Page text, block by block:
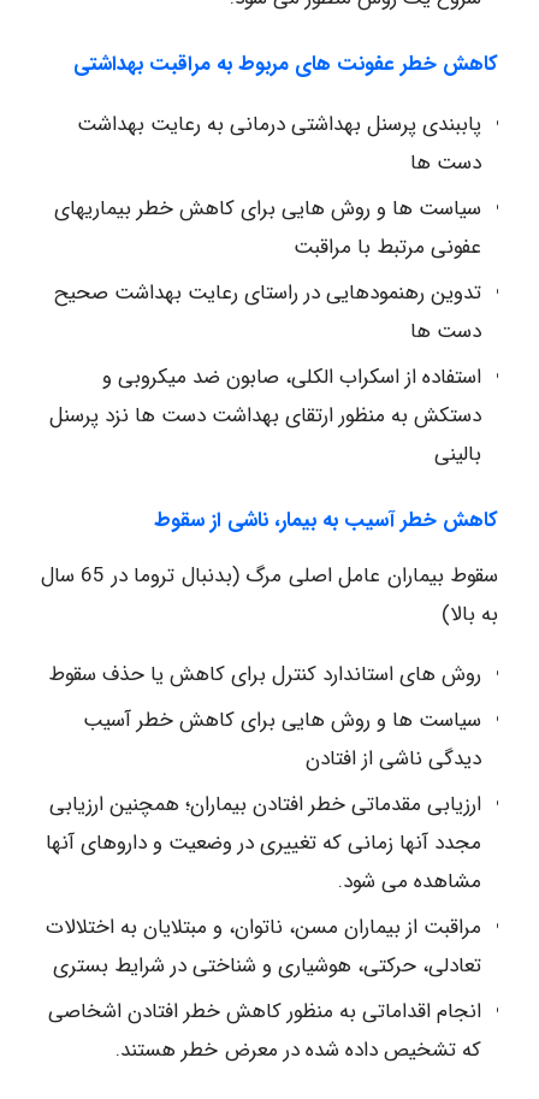
کاهش خطر عفونت های مربوط به مراقبت بهداشتی
پاببندی پرسنل بهداشتی درمانی به رعایت بهداشت
دست ها
سیاست ها و روش هایی برای کاهش خطر بیماریهای
عفونی مرتبط با مراقبت
تدوین رهنمودهایی در راستای رعایت بهداشت صحیح
دست ها
استفاده از اسکراب الکلی، صابون ضد میکروبی و
دستکش به منظور ارتقای بهداشت دست ها نزد پرسنل
بالینی
کاهش خطر آسیب به بیمار، ناشی از سقوط
سقوط بیماران عامل اصلی مرگ (بدنبال تروما در 65 سال
به بالا)
روش های استاندارد کنترل برای کاهش یا حذف سقوط
سیاست ها و روش هایی برای کاهش خطر آسیب
دیدگی ناشی از افتادن
ارزیابی مقدماتی خطر افتادن بیماران؛ همچنین ارزیابی
مجدد آنها زمانی که تغییری در وضعیت و داروهای آنها
مشاهده می شود.
مراقبت از بیماران مسن، ناتوان، و مبتلایان به اختلالات
تعادلی، حرکتی، هوشیاری و شناختی در شرایط بستری
انجام اقداماتی به منظور کاهش خطر افتادن اشخاصی
که تشخیص داده شده در معرض خطر هستند.